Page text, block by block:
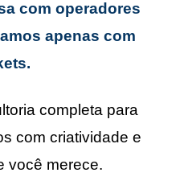
com operadores
apenas com
completa para
com criatividade e
você merece.